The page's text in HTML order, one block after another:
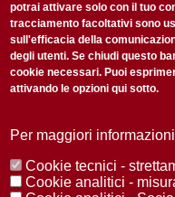
Accetto laPrivacy Policy
Redazione Copyright
potrai attivare solo con il tuo
tracciamento facoltativi sono
sull'efficacia della
degli utenti. Se chiudi questo
cookie necessari. Puoi
attivando le opzioni qui sotto.
Per maggiori
Cookie tecnici -
Cookie analitici -